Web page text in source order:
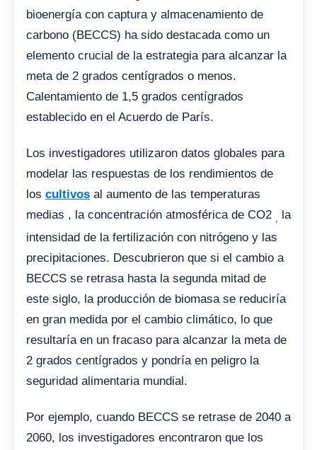
bioenergía con captura y almacenamiento de
carbono (BECCS) ha sido destacada como un
elemento crucial de la estrategia para alcanzar la
meta de 2 grados centígrados o menos.
Calentamiento de 1,5 grados centígrados
establecido en el Acuerdo de París.
Los investigadores utilizaron datos globales para
modelar las respuestas de los rendimientos de
los cultivos al aumento de las temperaturas
medias , la concentración atmosférica de CO2 ,
la
intensidad de la fertilización con nitrógeno y las
precipitaciones. Descubrieron que si el cambio a
BECCS se retrasa hasta la segunda mitad de
este siglo, la producción de biomasa se reduciría
en gran medida por el cambio climático, lo que
resultaría en un fracaso para alcanzar la meta de
2 grados centígrados y pondría en peligro la
seguridad alimentaria mundial.
Por ejemplo, cuando BECCS se retrase de 2040 a
2060, los investigadores encontraron que los